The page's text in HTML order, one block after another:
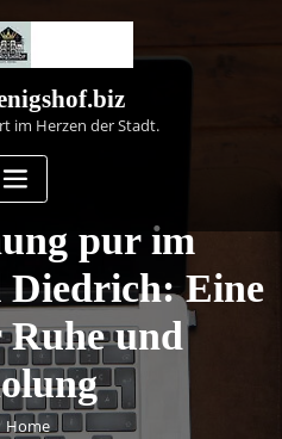
im Herzen der Stadt.
pur im
Diedrich: Eine
Ruhe und
Home